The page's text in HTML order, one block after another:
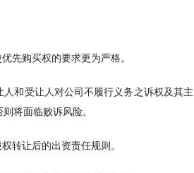
先购买权的要求更为严格。
和受让人对公司不履行义务之诉权及其主
将面临败诉风险。
转让后的出资责任规则。